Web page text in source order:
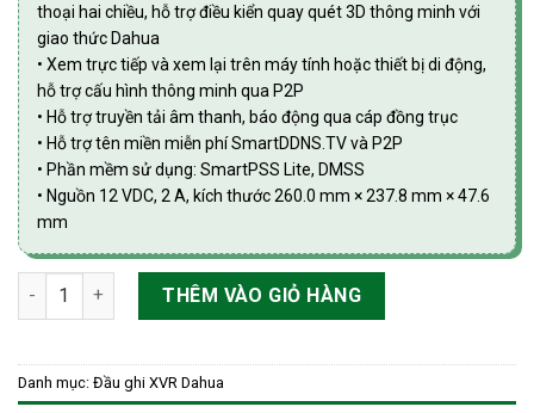
thoại hai chiều, hỗ trợ điều kiển quay quét 3D thông minh với
giao thức Dahua
• Xem trực tiếp và xem lại trên máy tính hoặc thiết bị di động,
hỗ trợ cấu hình thông minh qua P2P
• Hỗ trợ truyền tải âm thanh, báo động qua cáp đồng trục
• Hỗ trợ tên miền miễn phí SmartDDNS.TV và P2P
• Phần mềm sử dụng: SmartPSS Lite, DMSS
• Nguồn 12 VDC, 2 A, kích thước 260.0 mm × 237.8 mm × 47.6
mm
Đầu ghi hình 16 kênh, hỗ trợ camera HDCVI/TVI/AHD/Analog/
THÊM VÀO GIỎ HÀNG
Danh mục: Đầu ghi XVR Dahua